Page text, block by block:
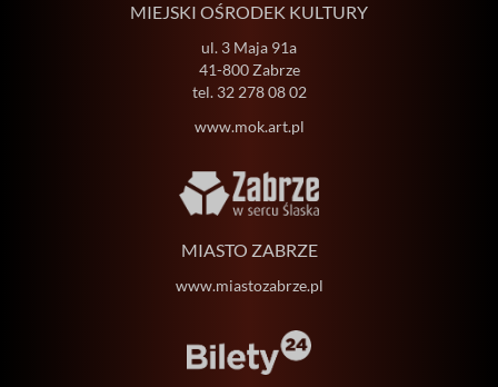
MIEJSKI OŚRODEK KULTURY
ul. 3 Maja 91a
41-800 Zabrze
tel. 32 278 08 02
www.mok.art.pl
MIASTO ZABRZE
www.miastozabrze.pl